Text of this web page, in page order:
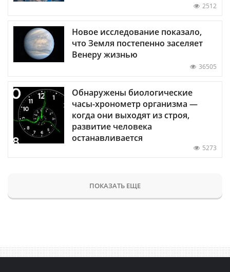
2512
Новое исследование показало,
что Земля постепенно заселяет
Венеру жизнью
36505
Обнаружены биологические
часы-хронометр организма —
когда они выходят из строя,
развитие человека
останавливается
5273
ПОКАЗАТЬ ЕЩЕ